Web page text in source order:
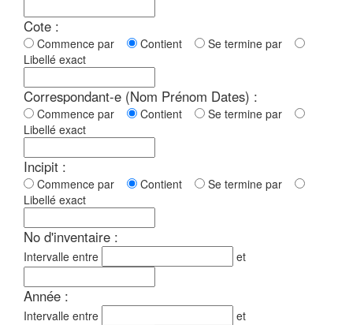
Cote :
Commence par Contient
Se termine par
Libellé exact
Correspondant-e (Nom Prénom Dates) :
Commence par Contient
Se termine par
Libellé exact
Incipit :
Commence par Contient
Se termine par
Libellé exact
No d'inventaire :
Intervalle entre et
Année :
Intervalle entre et